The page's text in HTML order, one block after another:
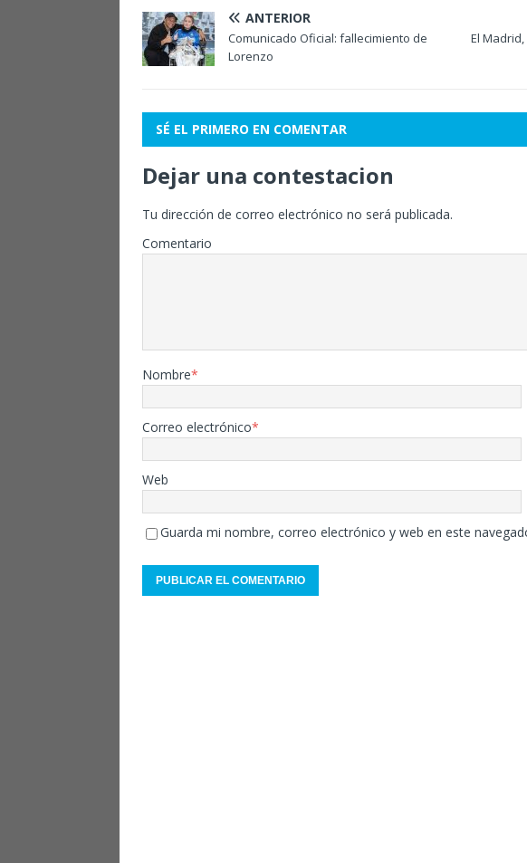
ANTERIOR
Comunicado Oficial: fallecimiento de
Lorenzo
El
SÉ EL PRIMERO EN COMENTAR
Dejar una contestacion
Tu dirección de correo electrónico no será publicada.
Comentario
Nombre*
Correo electrónico*
Web
Guarda mi nombre, correo electrónico y web en este